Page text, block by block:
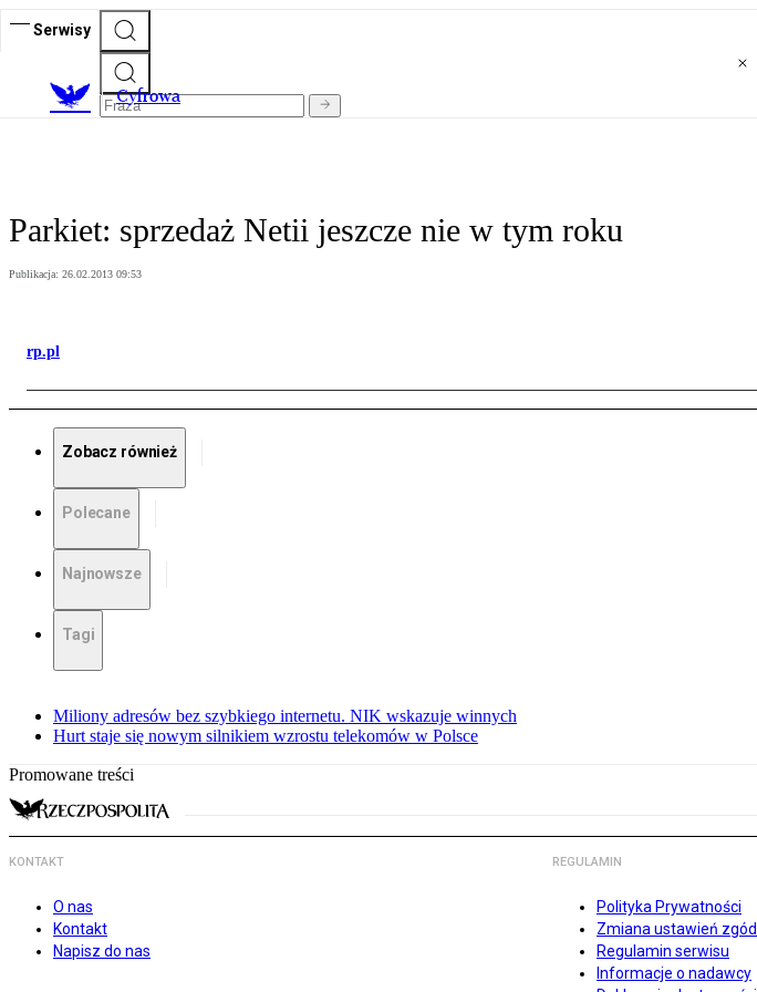
Serwisy
Cyfrowa
Parkiet: sprzedaż Netii jeszcze nie w tym roku
Publikacja: 26.02.2013 09:53
rp.pl
Zobacz również
Polecane
Najnowsze
Tagi
Miliony adresów bez szybkiego internetu. NIK wskazuje winnych
Hurt staje się nowym silnikiem wzrostu telekomów w Polsce
Promowane treści
KONTAKT
O nas
Kontakt
Napisz do nas
REGULAMIN
Polityka Prywatności
Zmiana ustawień zgód
Regulamin serwisu
Informacje o nadawcy